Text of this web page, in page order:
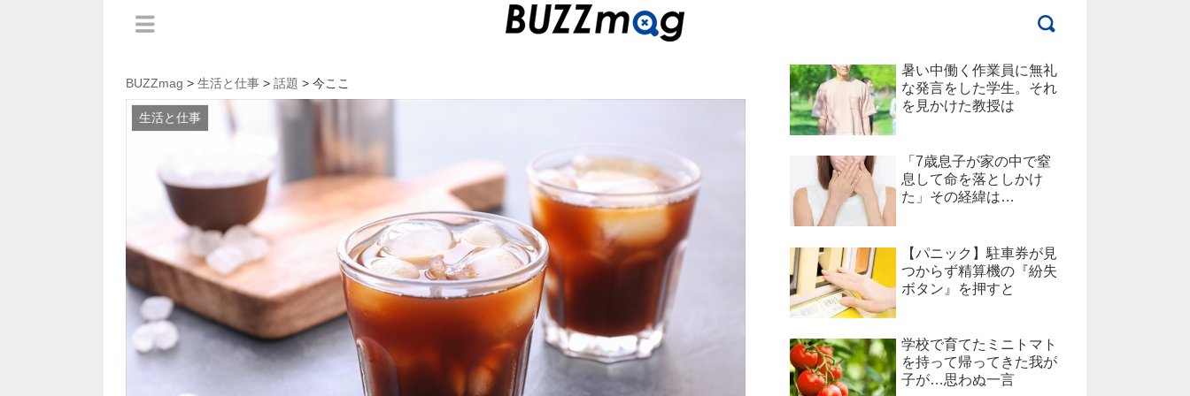
BUZZmag > 生活と仕事 > 話題 > 今ここ
生活と仕事
暑い中働く作業員に無礼
な発言をした学生。それ
を見かけた教授は
「7歳息子が家の中で窒
息して命を落としかけ
た」その経緯は…
【パニック】駐車券が見
つからず精算機の『紛失
ボタン』を押すと
学校で育てたミニトマト
を持って帰ってきた我が
子が…思わぬ一言